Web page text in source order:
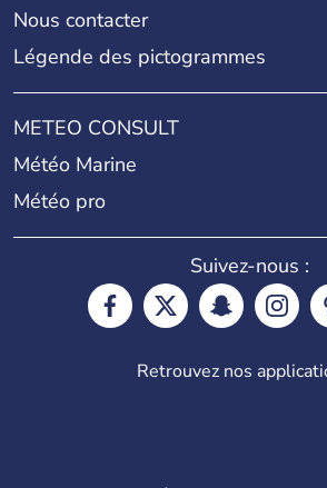
Nous contacter
Légende des pictogrammes
METEO CONSULT
Météo Marine
Météo pro
Suivez-nous :
Retrouvez nos